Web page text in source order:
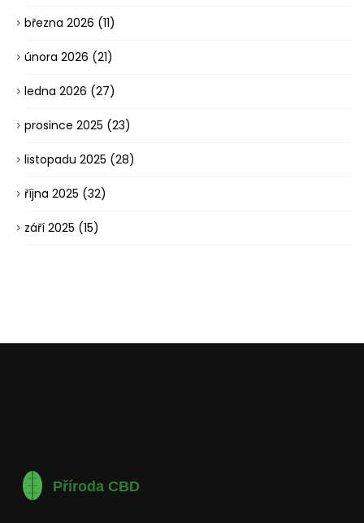
března 2026 (11)
února 2026 (21)
ledna 2026 (27)
prosince 2025 (23)
listopadu 2025 (28)
října 2025 (32)
září 2025 (15)